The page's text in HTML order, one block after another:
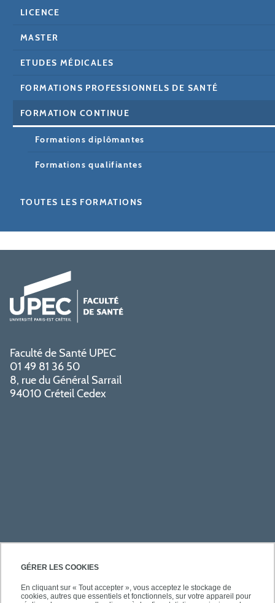
GÉRER LES COOKIES
En cliquant sur « Tout accepter », vous acceptez le stockage de
cookies, autres que essentiels et fonctionnels, sur votre appareil pour
LICENCE
MASTER
ETUDES MÉDICALES
FORMATIONS PROFESSIONNELS DE SANTÉ
FORMATION CONTINUE
Formations diplômantes
Formations qualifiantes
TOUTES LES FORMATIONS
Faculté de Santé UPEC
01 49 81 36 50
8, rue du Général Sarrail
94010 Créteil Cedex
PRATIQUE